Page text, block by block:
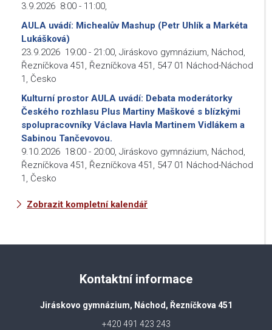
3.9.2026 8:00 - 11:00,
AULA uvádí: Michealův Mashup (Petr Uhlík a Markéta
Lukášková)
23.9.2026 19:00 - 21:00, Jiráskovo gymnázium, Náchod,
Řezníčkova 451, Řezníčkova 451, 547 01 Náchod-Náchod
1, Česko
Kulturní prostor AULA uvádí: Debata moderátorky
Českého rozhlasu Plus Martiny Maškové s blízkými
spolupracovníky Václava Havla Martinem Vidlákem a
Sabinou Tančevovou.
9.10.2026 18:00 - 20:00, Jiráskovo gymnázium, Náchod,
Řezníčkova 451, Řezníčkova 451, 547 01 Náchod-Náchod
1, Česko
Zobrazit kompletní kalendář
Kontaktní informace
Jiráskovo gymnázium, Náchod, Řezníčkova 451
+420 491 423 243